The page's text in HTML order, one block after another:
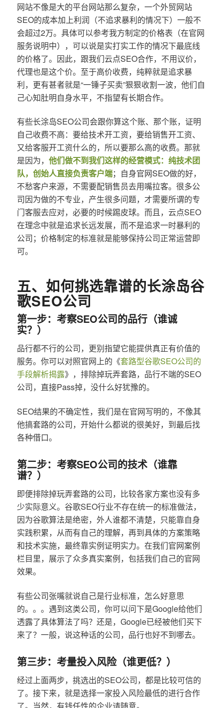
网站不像是大的平台网站那么复杂，一个外贸网站
SEO的成本加上利润（不追求暴利的情况下）一般不
会超过2万。具体可以参考我方制定的价格表（在官网
服务说明中），可以说是实打实工作的情况下最底线
的价格了。因此，跟我们云点SEO合作，不用议价，
代理也是这个价。至于高价收费，纯粹就是追求暴
利，更有甚者就是“一锤子买卖”狠狠收割一波，他们自
己心知肚明自身水平，不指望有长期合作。
有些长涂岛SEO公司会跟你算这个账、那个账，证明
自己收费不高：要给技术开工资，要给销售开工资、
又给客服开工资什么的，所以要那么高的收费。那就
是因为， 他们做不到我们这样的经营模式：纯技术团
队，创始人直接负责客户端；自身官网SEO做的好，
不愁客户来源，不需要配销售员去用嘴拉客。很多公
司因为做的不专业，产生很多问题，才需要所谓的专
门客服去应对，必要的时候踢皮球。而且，云点SEO
在理念中就是追求长远发展，而不是追求一时暴利的
公司；价格制定的标准就是能够保持公司正常运营即
可。
五、如何挑选靠谱的长涂岛谷
歌SEO公司
第一步：考察SEO公司的品行（谁诚
实？）
品行都不行的公司，更别指望它能提供真正有价值的
服务。你可以对照官网上的《套路型谷歌SEO公司的
手段解析揭露》，排除掉玩弄套路，品行不端的SEO
公司，直接Pass掉，没什么好犹豫的。
SEO结果的不确定性，我们是在官网写明的，不像其
他搞套路的公司，开始什么都说的很美好，到最后找
各种借口。
第二步：考察SEO公司的技术（谁靠
谱？）
即便排除掉玩弄套路的公司，比较各家方案也没有多
少实际意义。谷歌SEO行业不存在统一的标准做法，
因为谷歌算法是绝密，外人谁都不清楚，只能靠自身
实践积累，从而有自己的理解，再到具体的方案策略
和技术实施，最终靠实例证明实力。在我们官网案例
栏目里，展示了众多真实案例，包括我们自己的官网
效果。
有些公司张嘴就说自己是行业标准，怎么好意思
的。。。遇到这类公司，你可以问下是Google给他们
透露了具体算法了吗？还是，Google已经被他们买下
来了？一般，说这种话的公司，品行也好不到哪去。
第三步：考量投入风险（谁更低？）
经过上面两步，挑选出的SEO公司，都是比较可信的
了。接下来，就是选择一家投入风险最低的进行合作